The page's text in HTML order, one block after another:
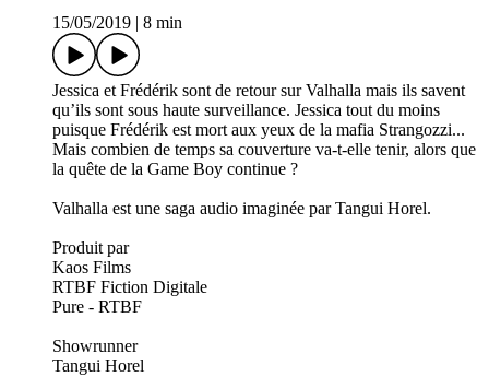
15/05/2019 | 8 min
Jessica et Frédérik sont de retour sur Valhalla mais ils savent
qu’ils sont sous haute surveillance. Jessica tout du moins
puisque Frédérik est mort aux yeux de la mafia Strangozzi...
Mais combien de temps sa couverture va-t-elle tenir, alors que
la quête de la Game Boy continue ?
Valhalla est une saga audio imaginée par Tangui Horel.
Produit par
Kaos Films
RTBF Fiction Digitale
Pure - RTBF
Showrunner
Tangui Horel